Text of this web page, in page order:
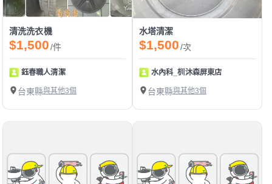
清洗洗衣機
$1,500/件
鈺春職人清潔
台東縣與其他3個
水塔清潔
$1,500/次
水內科_杊沐森屏東店
台東縣與其他3個